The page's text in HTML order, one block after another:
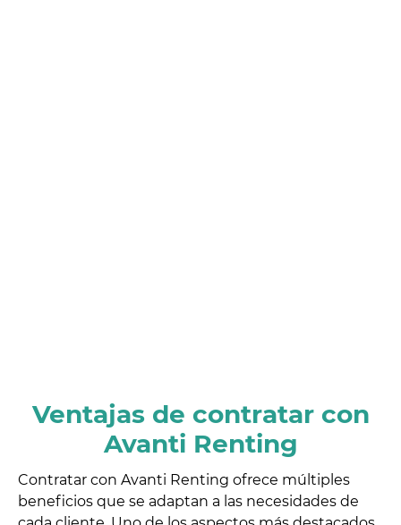
Ventajas de contratar con
Avanti Renting
Contratar con Avanti Renting ofrece múltiples
beneficios que se adaptan a las necesidades de